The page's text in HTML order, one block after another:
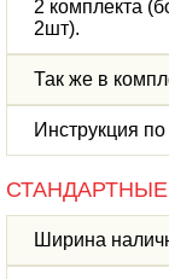
2 комплекта
2шт).
Так же в
Инструкция
Ширина